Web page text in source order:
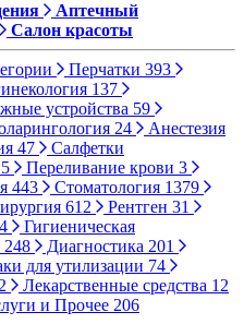
Аптечный
Салон красоты
Перчатки 393
137
устройства 59
24
Анестезия
47
Салфетки
5 Переливание крови 3
443 Стоматология 1379
612 Рентген 31
Гигиеническая
248 Диагностика 201
для утилизации 74
Лекарственные средства 12
и Прочее 206